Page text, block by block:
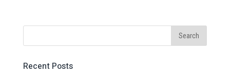
Recent Posts